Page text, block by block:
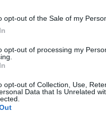
opt-out of the Sale of my
opt-out of processing my
opt-out of Collection, Use,
Data that Is Unrelated
del 03/12/2023